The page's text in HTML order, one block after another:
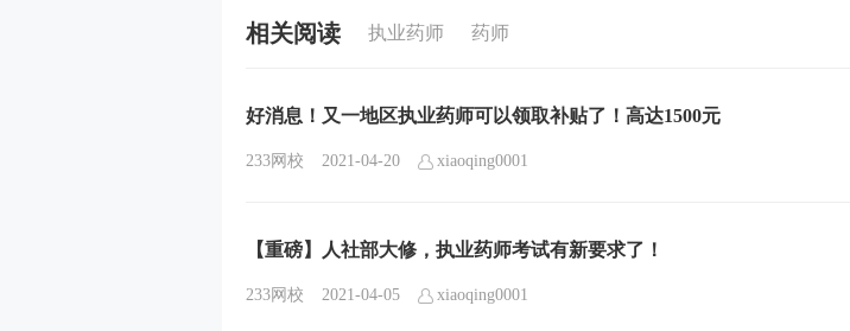
相关阅读 执业药师 药师
好消息！又一地区执业药师可以领取补贴了！高达1500元
233网校 2021-04-20 xiaoqing0001
【重磅】人社部大修，执业药师考试有新要求了！
233网校 2021-04-05 xiaoqing0001